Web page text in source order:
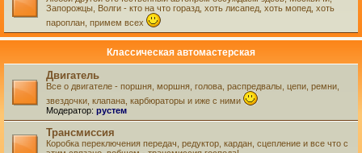
Запорожцы, Волги - кто на что горазд, хоть лисапед, хоть мопед, хоть
пароплан, примем всех
Классическая автомастерская
Двигатель
Все о двигателе - поршня, моршня, голова, распредвалы, цепи, ремни,
звездочки, клапана, карбюраторы и иже с ними
Модератор: рустем
Трансмиссия
Коробка переключения передач, редуктор, кардан, сцепление и все что с